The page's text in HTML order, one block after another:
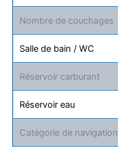
Nombre de couchages
Salle de bain / WC
Réservoir carburant
Réservoir eau
Catégorie de navigation